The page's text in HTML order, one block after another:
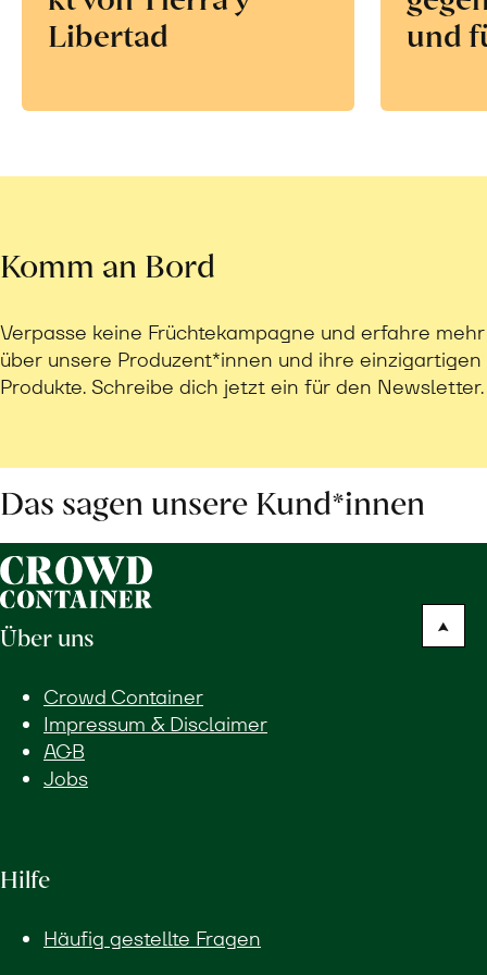
Libertad
und
Komm an Bord
Verpasse keine Früchtekampagne und erfahre mehr
über unsere Produzent*innen und ihre einzigartigen
Produkte. Schreibe dich jetzt ein für den Newsletter.
Das sagen unsere Kund*innen
Über uns
Crowd Container
Impressum & Disclaimer
AGB
Jobs
Hilfe
Häufig gestellte Fragen